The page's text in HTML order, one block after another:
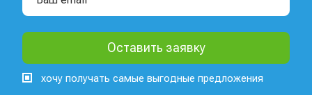
хочу получать самые выгодные предложения